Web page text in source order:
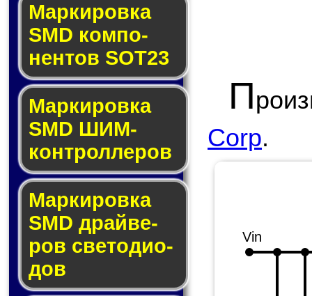
Маркировка
SMD ком­по­
нен­тов SOT23
Маркировка
SMD ШИМ-
кон­трол­ле­ров
Маркировка
SMD драй­ве­
ров све­то­ди­о­
дов
П
Corp.
Vin